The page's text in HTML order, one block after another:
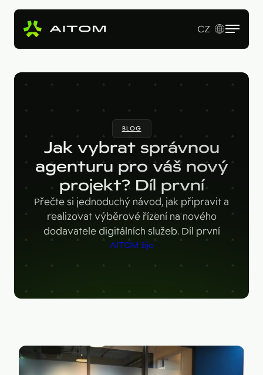
Vstupní studie
Tvorba webu a online aplikací
B2B marketing
AI Copy & SEO Booster
Soutěžní portál
Kariérní web
Pro koho
B2B firmy
Velké značky
Startupy
Technologie
Hotjar
Ahrefs
Google Looker Studio
Leady
Naše práce
O nás
Blog
EN
CZ
BLOG
Jak vybrat správnou
agenturu pro váš nový
projekt? Díl první
Přečte si jednoduchý návod, jak připravit a
realizovat výběrové řízení na nového
dodavatele digitálních služeb. Díl první
AITOM žije